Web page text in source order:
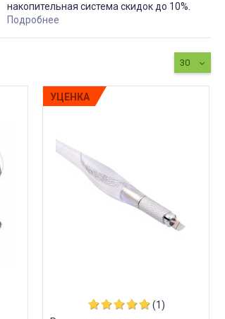
накопительная система скидок до 10%.
Подробнее
30
(1)
УЦЕНКА